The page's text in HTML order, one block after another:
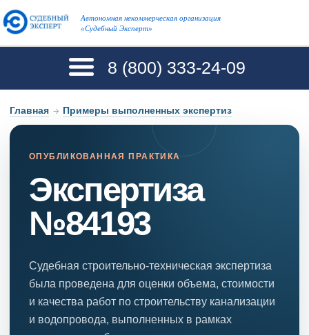
Автономная некоммерческая организация
«Судебный Эксперт»
8 (800) 333-24-09
Главная → Примеры выполненных экспертиз
ОПУБЛИКОВАННАЯ ПРАКТИКА
Экспертиза
№84193
Судебная строительно-техническая экспертиза
была проведена для оценки объема, стоимости
и качества работ по строительству канализации
и водопровода, выполненных в рамках